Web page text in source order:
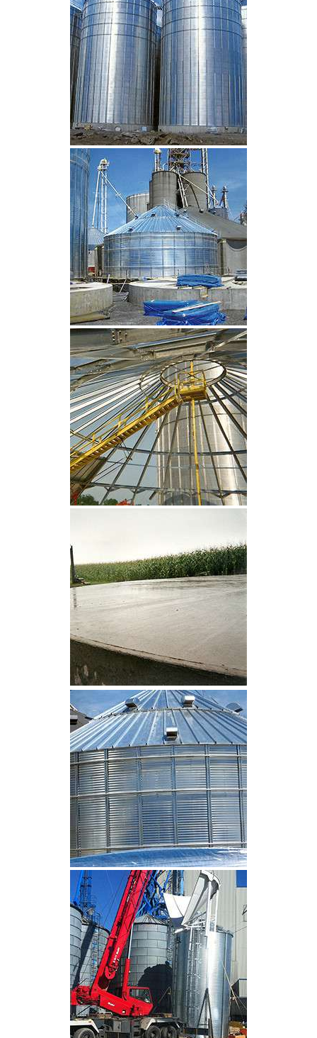
CLIQUEZ POUR AGRANDIR
CLIQUEZ POUR AGRANDIR
CLIQUEZ POUR AGRANDIR
CLIQUEZ POUR AGRANDIR
CLIQUEZ POUR AGRANDIR